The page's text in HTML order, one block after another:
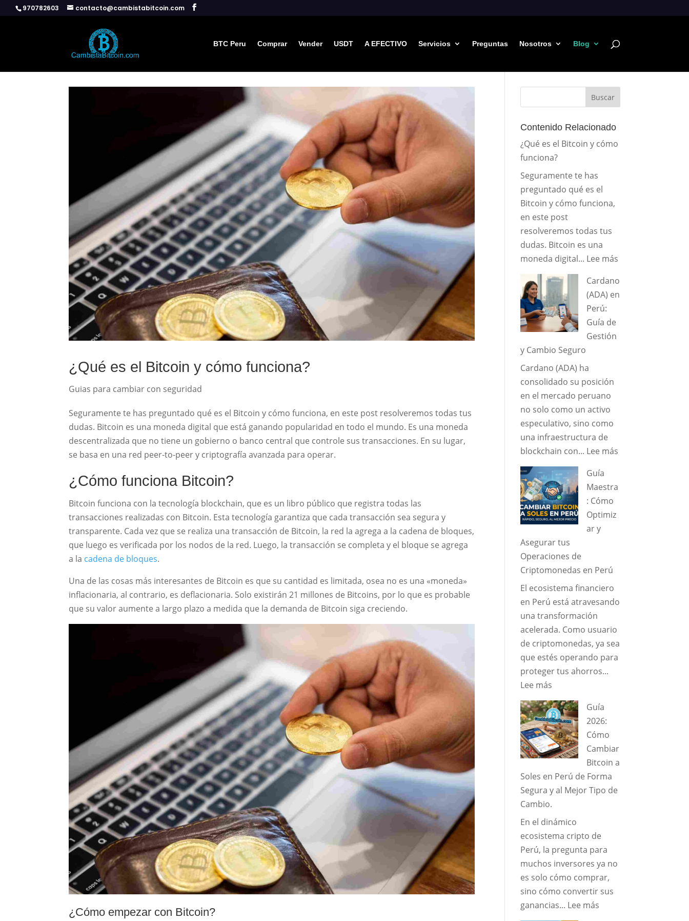
970782603 contacto@cambistabitcoin.com
BTC Peru Comprar Vender USDT A EFECTIVO Servicios Preguntas Nosotros Blog
¿Qué es el Bitcoin y cómo funciona?
Guias para cambiar con seguridad
Seguramente te has preguntado qué es el Bitcoin y cómo funciona, en este post resolveremos todas tus
dudas. Bitcoin es una moneda digital que está ganando popularidad en todo el mundo. Es una moneda
descentralizada que no tiene un gobierno o banco central que controle sus transacciones. En su lugar,
se basa en una red peer-to-peer y criptografía avanzada para operar.
¿Cómo funciona Bitcoin?
Bitcoin funciona con la tecnología blockchain, que es un libro público que registra todas las
transacciones realizadas con Bitcoin. Esta tecnología garantiza que cada transacción sea segura y
transparente. Cada vez que se realiza una transacción de Bitcoin, la red la agrega a la cadena de bloques,
que luego es verificada por los nodos de la red. Luego, la transacción se completa y el bloque se agrega
a la cadena de bloques.
Una de las cosas más interesantes de Bitcoin es que su cantidad es limitada, osea no es una «moneda»
inflacionaria, al contrario, es deflacionaria. Solo existirán 21 millones de Bitcoins, por lo que es probable
que su valor aumente a largo plazo a medida que la demanda de Bitcoin siga creciendo.
¿Cómo empezar con Bitcoin?
Buscar
Contenido Relacionado
¿Qué es el Bitcoin y cómo
funciona?
Seguramente te has
preguntado qué es el
Bitcoin y cómo funciona,
en este post
resolveremos todas tus
dudas. Bitcoin es una
moneda digital... Lee más
es
el
Cardano
(ADA) en
Perú:
Guía de
Gestión
y Cambio Seguro
Cardano (ADA) ha
consolidado su posición
en el mercado peruano
no solo como un activo
especulativo, sino como
una infraestructura de
blockchain con... Lee más
Guía
Maestra
: Cómo
Optimiz
ar y
Asegurar tus
Operaciones de
Criptomonedas en Perú
El ecosistema financiero
en Perú está atravesando
una transformación
acelerada. Como usuario
de criptomonedas, ya sea
que estés operando para
proteger tus ahorros...
Lee más
Guía
Maestra:
Cómo
Optimizar
y
Asegurar
tus
Operaciones
Criptomonedas
en
Perú
Guía
2026:
Cómo
Cambiar
Bitcoin a
Soles en Perú de Forma
Segura y al Mejor Tipo de
Cambio.
En el dinámico
ecosistema cripto de
Perú, la pregunta para
muchos inversores ya no
es solo cómo comprar,
sino cómo convertir sus
ganancias... Lee más